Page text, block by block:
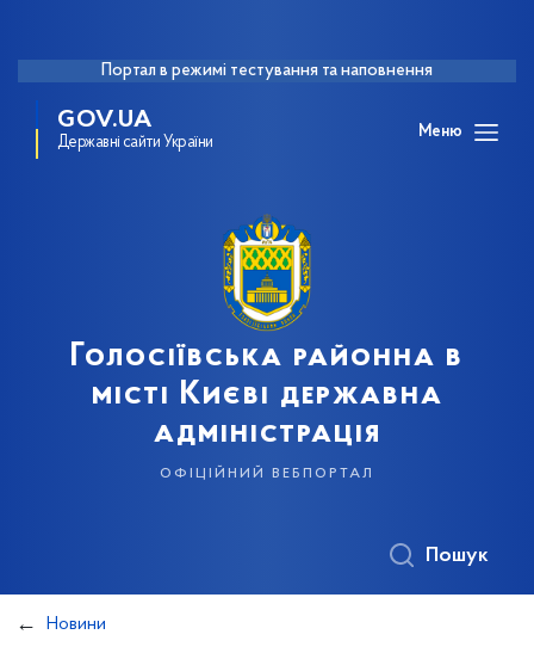
Портал в режимі тестування та наповнення
GOV.UA
Державні сайти України
Меню
Голосіївська районна в
місті Києві державна
адміністрація
офіційний вебпортал
Пошук
Новини